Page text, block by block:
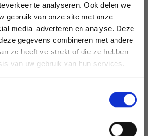
te analyseren. Ook delen we
gebruik van onze site met onze
media, adverteren en analyse. Deze
gegevens combineren met andere
ze heeft verstrekt of die ze hebben
van uw gebruik van hun services.
– XXXL
Garnstudio (appartient au groupe de
325-350 g coloris 09, lavande clair
et 16 rangs en hauteur, en jersey avec
POINTES DROPS n° 6.
jusqu'à 50 %
à connaître nos soldes et